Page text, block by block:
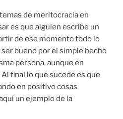
de meritocracia en
es que alguien escribe un
de ese momento todo lo
bueno por el simple hecho
persona, aunque en
final lo que sucede es que
en positivo cosas
un ejemplo de la